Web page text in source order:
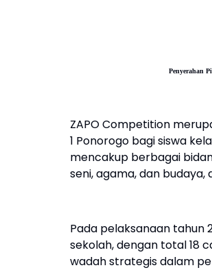
Penyerahan
ZAPO Competition
1 Ponorogo bagi siswa
mencakup berbagai
seni, agama, dan
Pada pelaksanaan tahun
sekolah, dengan total 18
wadah strategis dalam